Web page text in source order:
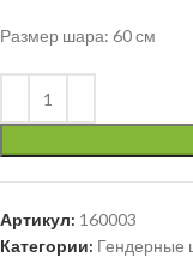
Размер шара: 60 см
Артикул: 160003
Категории: Гендерные